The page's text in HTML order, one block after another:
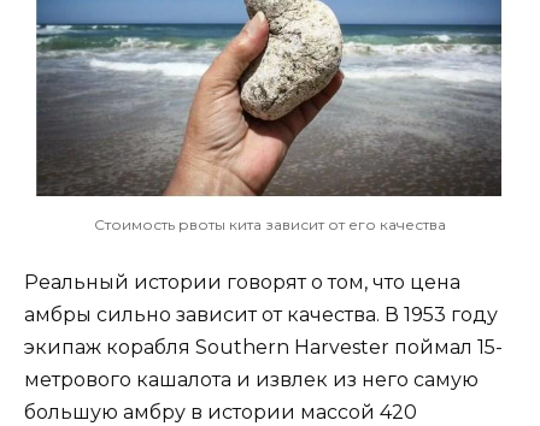
Стоимость рвоты кита зависит от его качества
Реальный истории говорят о том, что цена
амбры сильно зависит от качества. В 1953 году
экипаж корабля Southern Harvester поймал 15-
метрового кашалота и извлек из него самую
большую амбру в истории массой 420